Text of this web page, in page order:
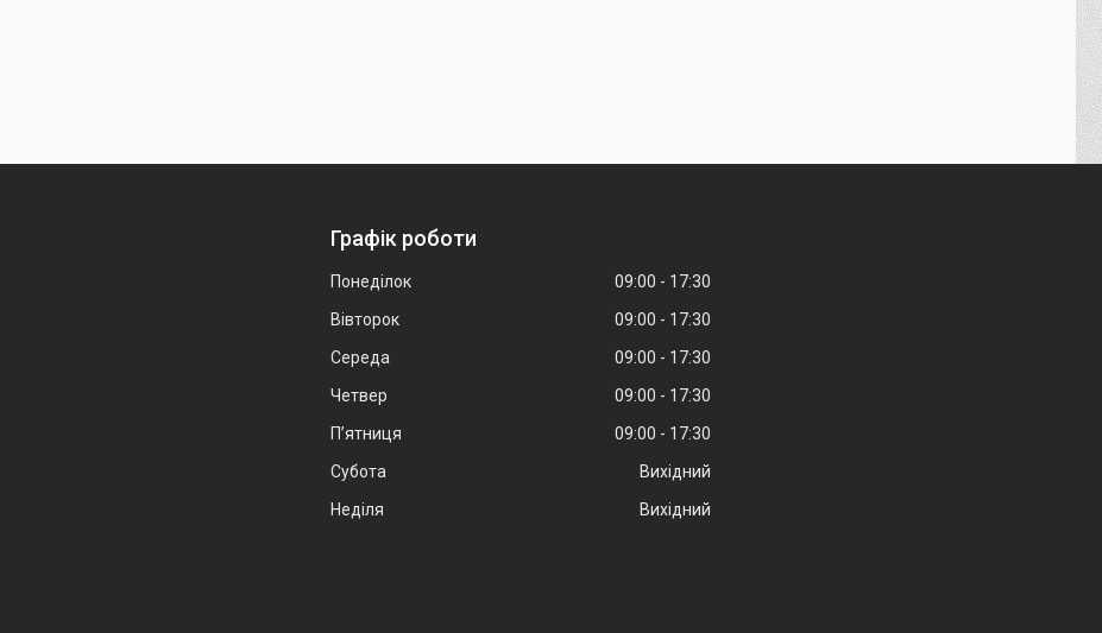
Графік роботи
Понеділок 09:00
17:30
Вівторок
09:00
17:30
Середа
09:00
17:30
Четвер
09:00
17:30
Пʼятниця
09:00
17:30
Субота
Вихідний
Неділя
Вихідний